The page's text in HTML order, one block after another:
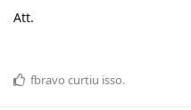
Att.
fbravo curtiu isso.